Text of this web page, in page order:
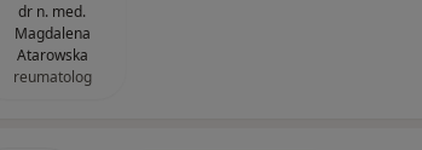
dr n. med.
Magdalena
Atarowska
reumatolog